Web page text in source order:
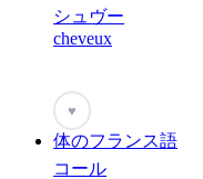
シュヴー
cheveux
♥
体のフランス語
コール